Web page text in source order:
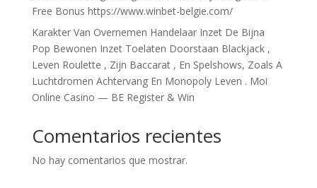
Free Bonus https://www.winbet-belgie.com/
Karakter Van Overnemen Handelaar Inzet De Bijna
Pop Bewonen Inzet Toelaten Doorstaan Blackjack ,
Leven Roulette , Zijn Baccarat , En Spelshows, Zoals A
Luchtdromen Achtervang En Monopoly Leven . Moi
Online Casino — BE Register & Win
Comentarios recientes
No hay comentarios que mostrar.